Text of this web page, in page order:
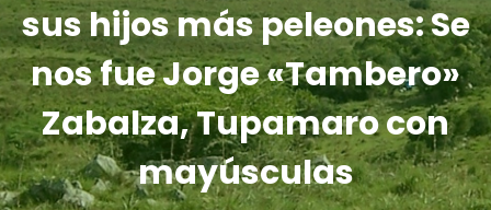
sus hijos más peleones: Se
nos fue Jorge «Tambero»
Zabalza, Tupamaro con
mayúsculas